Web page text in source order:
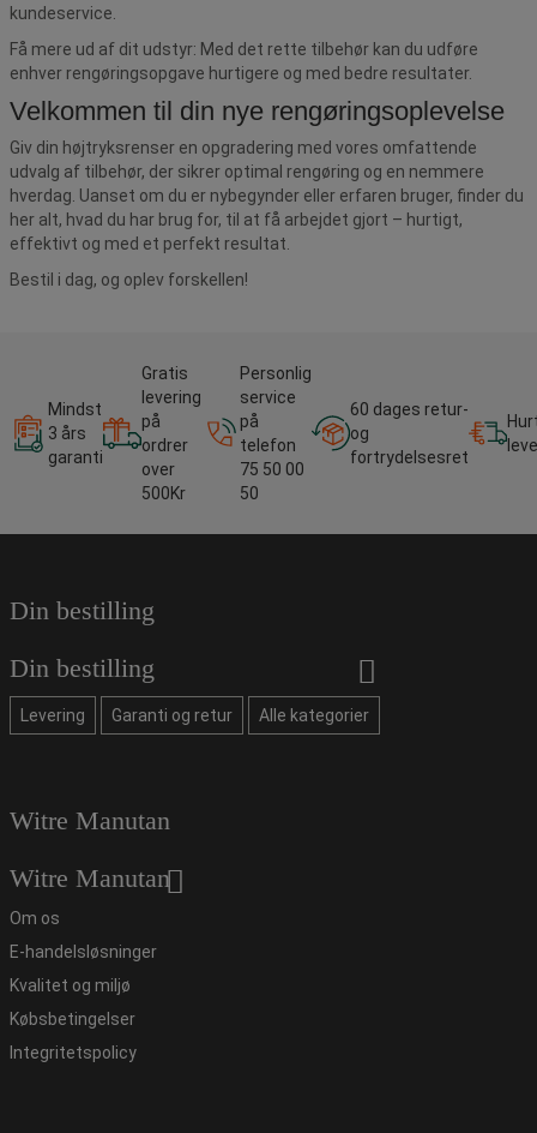
kundeservice.
Få mere ud af dit udstyr: Med det rette tilbehør kan du udføre
enhver rengøringsopgave hurtigere og med bedre resultater.
Velkommen til din nye rengøringsoplevelse
Giv din højtryksrenser en opgradering med vores omfattende
udvalg af tilbehør, der sikrer optimal rengøring og en nemmere
hverdag. Uanset om du er nybegynder eller erfaren bruger, finder du
her alt, hvad du har brug for, til at få arbejdet gjort – hurtigt,
effektivt og med et perfekt resultat.
Bestil i dag, og oplev forskellen!
Mindst
3 års
garanti
Gratis
levering
på
ordrer
over
500Kr
Personlig
service
på
telefon
75 50 00
50
60 dages retur-
og
fortrydelsesret
Din bestilling
Din bestilling
Levering Garanti og retur Alle kategorier
Witre Manutan
Witre Manutan
Om os
E-handelsløsninger
Kvalitet og miljø
Købsbetingelser
Integritetspolicy